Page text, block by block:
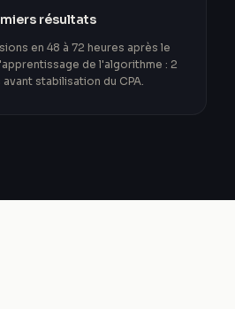
résultats
en 48 à 72 heures après le
de l'algorithme : 2
avant stabilisation du CPA.